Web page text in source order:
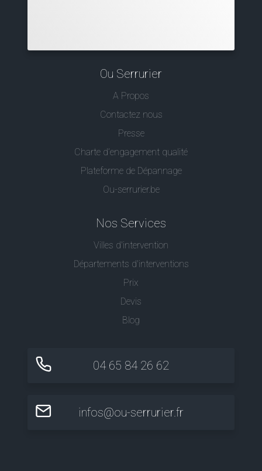
Ou Serrurier
A Propos
Contactez nous
Presse
Charte d’engagement qualité
Plateforme de Dépannage
Ou-serrurier.be
Nos Services
Villes d'intervention
Départements d'interventions
Prix
Devis
Blog
04 65 84 26 62
infos@ou-serrurier.fr